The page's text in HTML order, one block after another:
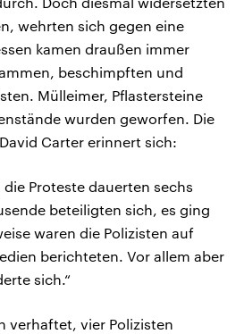
wehrten sich gegen eine
kamen draußen immer
beschimpften und
Mülleimer, Pflastersteine
wurden geworfen. Die
Carter erinnert sich:
die Proteste dauerten sechs
beteiligten sich, es ging
waren die Polizisten auf
berichteten. Vor allem aber
sich.“
verhaftet, vier Polizisten